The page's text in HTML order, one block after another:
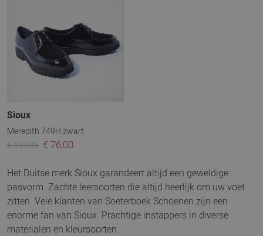
Sioux
Meredith 749H zwart
€ 139,95 € 76,00
Het Duitse merk Sioux garandeert altijd een geweldige
pasvorm. Zachte leersoorten die altijd heerlijk om uw voet
zitten. Vele klanten van Soeterboek Schoenen zijn een
enorme fan van Sioux. Prachtige instappers in diverse
materialen en kleursoorten.